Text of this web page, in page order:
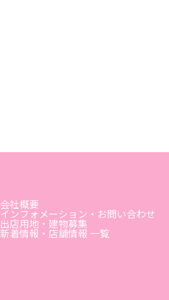
会社概要
インフォメーション・お問い合わせ
出店用地・建物募集
新着情報・店舗情報 一覧